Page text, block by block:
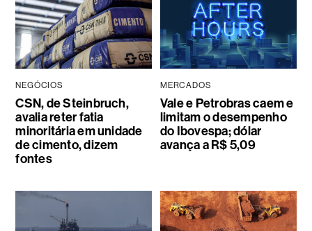
NEGÓCIOS
CSN, de Steinbruch,
avalia reter fatia
minoritária em unidade
de cimento, dizem
fontes
MERCADOS
Vale e Petrobras caem e
limitam o desempenho
do Ibovespa; dólar
avança a R$ 5,09